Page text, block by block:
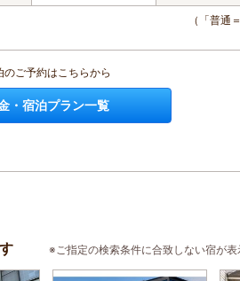
（「普通
のご予約はこちらから
・宿泊プラン一覧
※ご指定の検索条件に合致しない宿が表